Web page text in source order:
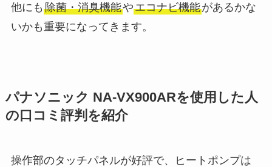
他にも 除菌・消臭機能やエコナビ機能があるかな
いかも重要になってきます。
パナソニック NA-VX900ARを使用した人
の口コミ評判を紹介
操作部のタッチパネルが好評で、ヒートポンプは